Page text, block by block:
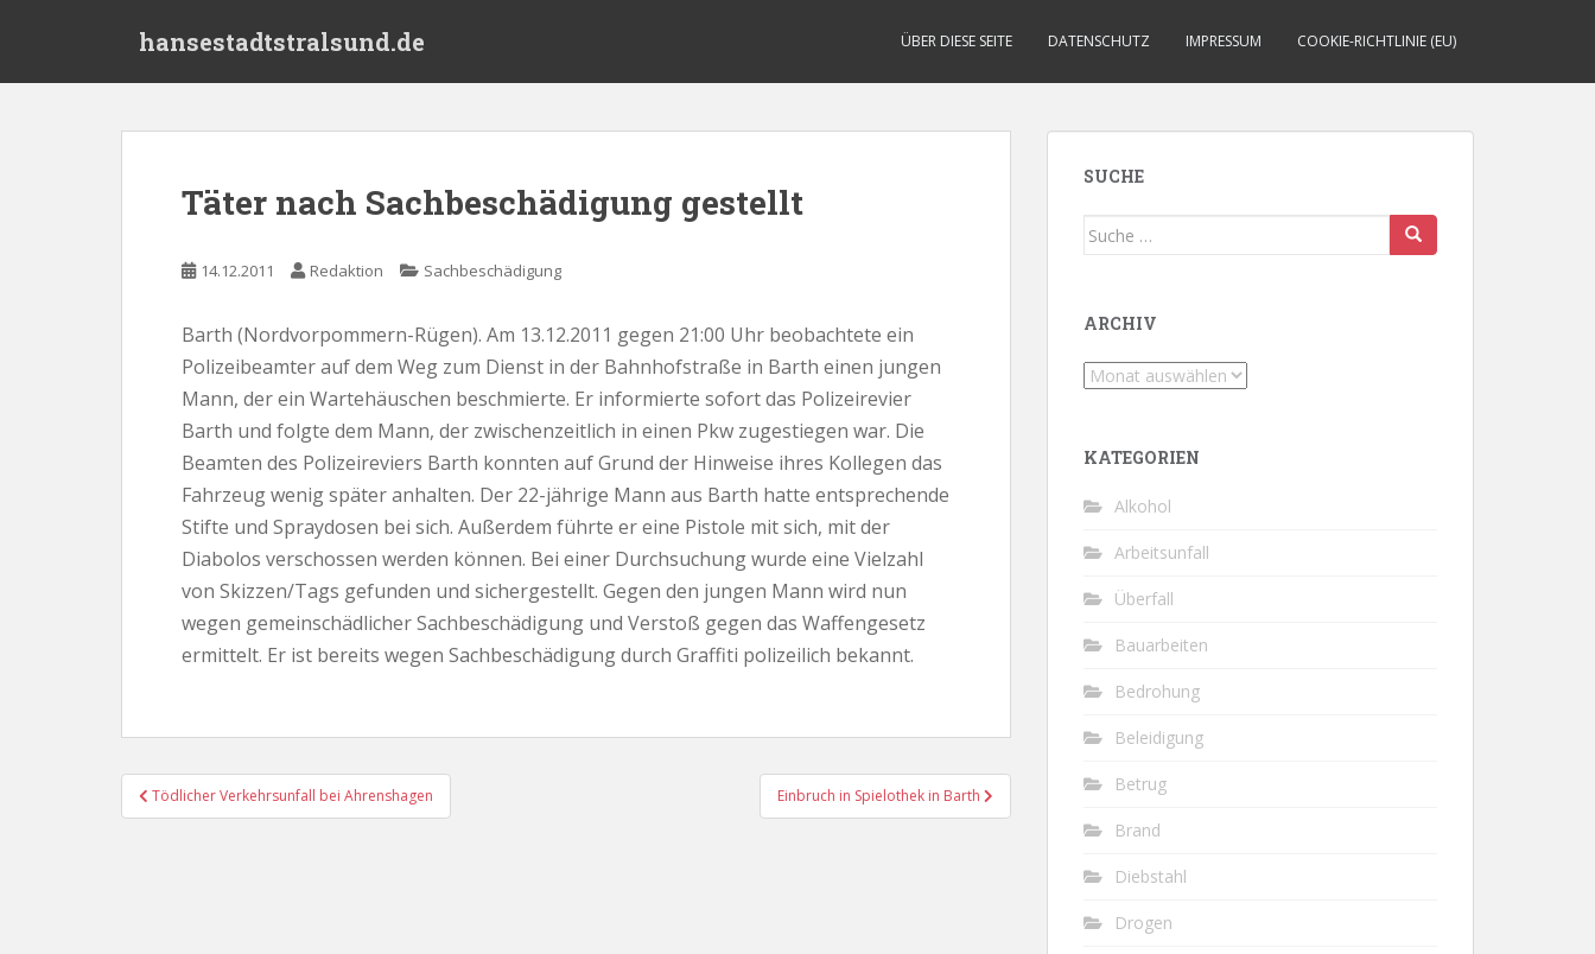
hansestadtstralsund.de ÜBER DIESE SEITE DATENSCHUTZ IMPRESSUM COOKIE-RICHTLINIE (EU)
Täter nach Sachbeschädigung gestellt
14.12.2011 Redaktion Sachbeschädigung
Barth (Nordvorpommern-Rügen). Am 13.12.2011 gegen 21:00 Uhr beobachtete ein
Polizeibeamter auf dem Weg zum Dienst in der Bahnhofstraße in Barth einen jungen
Mann, der ein Wartehäuschen beschmierte. Er informierte sofort das Polizeirevier
Barth und folgte dem Mann, der zwischenzeitlich in einen Pkw zugestiegen war. Die
Beamten des Polizeireviers Barth konnten auf Grund der Hinweise ihres Kollegen das
Fahrzeug wenig später anhalten. Der 22-jährige Mann aus Barth hatte entsprechende
Stifte und Spraydosen bei sich. Außerdem führte er eine Pistole mit sich, mit der
Diabolos verschossen werden können. Bei einer Durchsuchung wurde eine Vielzahl
von Skizzen/Tags gefunden und sichergestellt. Gegen den jungen Mann wird nun
wegen gemeinschädlicher Sachbeschädigung und Verstoß gegen das Waffengesetz
ermittelt. Er ist bereits wegen Sachbeschädigung durch Graffiti polizeilich bekannt.
Beitragsnavigation
Tödlicher Verkehrsunfall bei Ahrenshagen Einbruch in Spielothek in Barth
SUCHE
Suche
ARCHIV
Archiv
KATEGORIEN
Alkohol
Arbeitsunfall
Überfall
Bauarbeiten
Bedrohung
Beleidigung
Betrug
Brand
Diebstahl
Drogen